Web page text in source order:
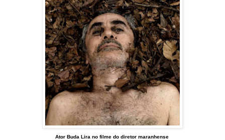
Ator Buda Lira no filme do diretor maranhense